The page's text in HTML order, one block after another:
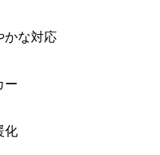
かな対応
ー
化